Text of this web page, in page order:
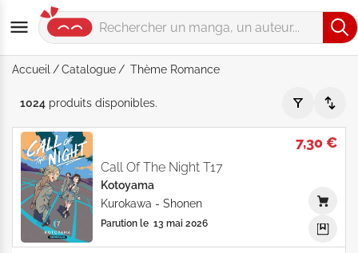
Accueil Catalogue Thème Romance
Thème "Romance" - Par Date de parution - Page 2 -
1024 produits disponibles.
7,30 €
Call Of The Night T17
Kotoyama
Kurokawa - Shonen
Parution le 13 mai 2026